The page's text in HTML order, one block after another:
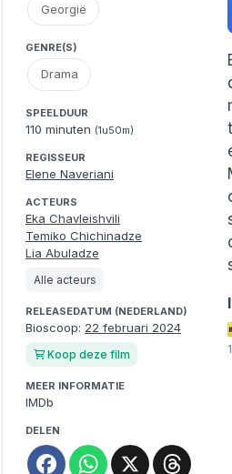
Georgië
GENRE(S)
Drama
SPEELDUUR
110 minuten (1u50m)
REGISSEUR
Elene Naveriani
ACTEURS
Eka Chavleishvili
Temiko Chichinadze
Lia Abuladze
Alle acteurs
RELEASEDATUM (NEDERLAND)
Bioscoop: 22 februari 2024
Koop deze film
MEER INFORMATIE
IMDb
DELEN
FacebookWhatsApp
X